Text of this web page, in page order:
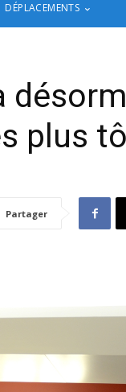
DÉPLACEMENTS
plus
Partager